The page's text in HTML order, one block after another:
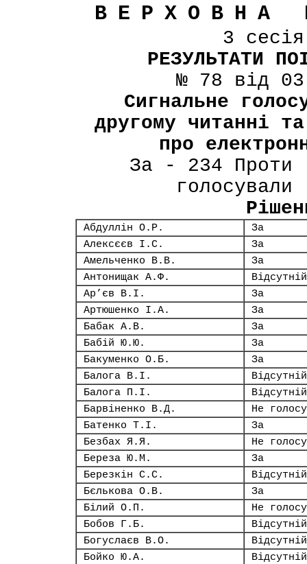
ВЕРХОВНА
3
РЕЗУЛЬТАТИ
№ 78 від
Сигнальне
другому читанні
про
За - 234 Проти
Абдуллін О.Р.
За
Алексєєв І.С.
За
Амельченко В.В.
За
Антонищак А.Ф.
Відсутній
Ар’єв В.І.
За
Артюшенко І.А.
За
Бабак А.В.
За
Бабій Ю.Ю.
За
Бакуменко О.Б.
За
Балога В.І.
Відсутній
Балога П.І.
Відсутній
Барвіненко В.Д.
Не
Батенко Т.І.
За
Безбах Я.Я.
Не
Береза Ю.М.
За
Березкін С.С.
Відсутній
Бєлькова О.В.
За
Білий О.П.
Не
Бобов Г.Б.
Відсутній
Богуслаєв В.О.
Відсутній
Бойко Ю.А.
Відсутній